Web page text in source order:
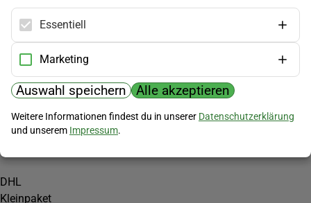
Kundenservice
Widerrufsbelehrung
Versandkosten
Zahlungsmöglichkeiten
PayPal
Vorkasse
Versand
DHL
Kleinpaket
Essentiell
Marketing
Auswahl speichern Alle akzeptieren
Weitere Informationen findest du in unserer Datenschutzerklärung
und unserem Impressum.